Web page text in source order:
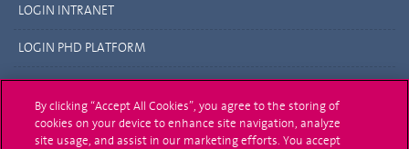
LOGIN INTRANET
LOGIN PHD PLATFORM
Membres GSEM
LOGIN FMS
By clicking “Accept All Cookies”, you agree to the storing of
cookies on your device to enhance site navigation, analyze
site usage, and assist in our marketing efforts. You accept